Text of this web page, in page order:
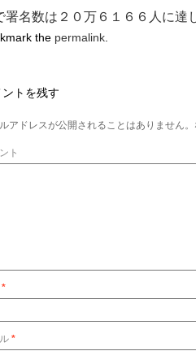
署名数は２０万６１６６人に達
the permalink
ントを残す
アドレスが公開されることはありません
ト
*
*